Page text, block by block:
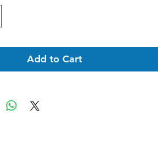
Add to Cart